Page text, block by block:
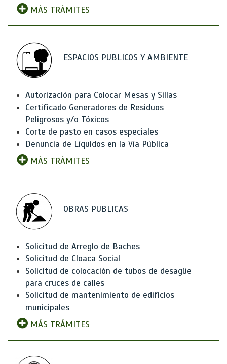
MÁS TRÁMITES
ESPACIOS PUBLICOS Y AMBIENTE
Autorización para Colocar Mesas y Sillas
Certificado Generadores de Residuos
Peligrosos y/o Tóxicos
Corte de pasto en casos especiales
Denuncia de Líquidos en la Vía Pública
MÁS TRÁMITES
OBRAS PUBLICAS
Solicitud de Arreglo de Baches
Solicitud de Cloaca Social
Solicitud de colocación de tubos de desagüe
para cruces de calles
Solicitud de mantenimiento de edificios
municipales
MÁS TRÁMITES